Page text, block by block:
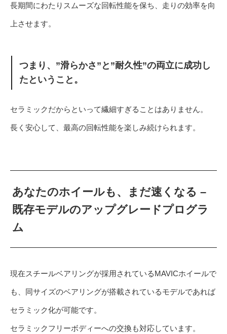
長期間にわたりスムーズな回転性能を保ち、走りの効率を向
上させます。
つまり、”滑らかさ”と”耐久性”の両立に成功し
たということ。
セラミックだからといって繊細すぎることはありません。
長く安心して、最高の回転性能を楽しみ続けられます。
あなたのホイールも、まだ速くなる –
既存モデルのアップグレードプログラ
ム
現在スチールベアリングが採用されているMAVICホイールで
も、同サイズのベアリングが搭載されているモデルであれば
セラミック化が可能です。
セラミックフリーボディーへの交換も対応しています。